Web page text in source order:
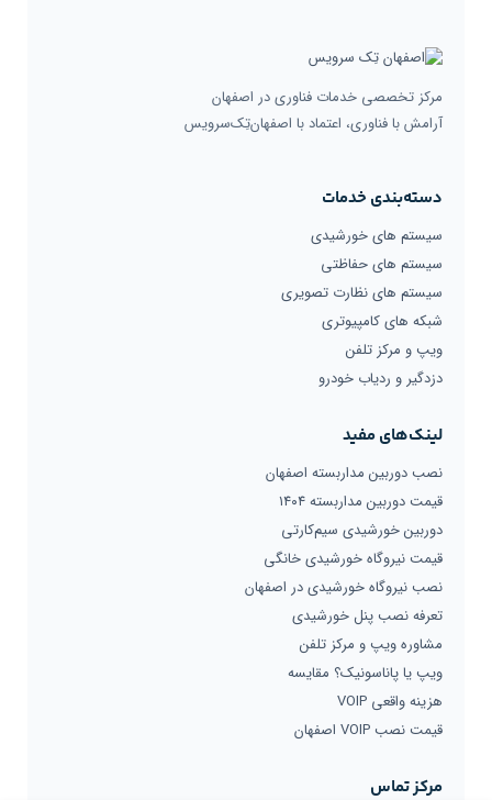
مرکز تخصصی خدمات فناوری در اصفهان
آرامش با فناوری، اعتماد با اصفهان‌تِک‌سرویس
دسته‌بندی خدمات
سیستم های خورشیدی
سیستم های حفاظتی
سیستم های نظارت تصویری
شبکه های کامپیوتری
ویپ و مرکز تلفن
دزدگیر و ردیاب خودرو
لینک‌های مفید
نصب دوربین مداربسته اصفهان
قیمت دوربین مداربسته ۱۴۰۴
دوربین خورشیدی سیم‌کارتی
قیمت نیروگاه خورشیدی خانگی
نصب نیروگاه خورشیدی در اصفهان
تعرفه نصب پنل خورشیدی
مشاوره ویپ و مرکز تلفن
ویپ یا پاناسونیک؟ مقایسه
هزینه واقعی VOIP
قیمت نصب VOIP اصفهان
مرکز تماس